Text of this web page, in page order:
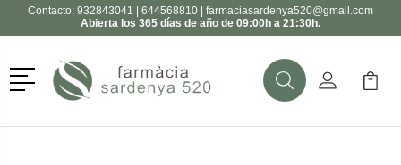
Contacto: 932843041 | 644568810 | farmaciasardenya520@gmail.com
Abierta los 365 días de año de 09:00h a 21:30h.
Menú
BuscarMi Cuenta
Mi